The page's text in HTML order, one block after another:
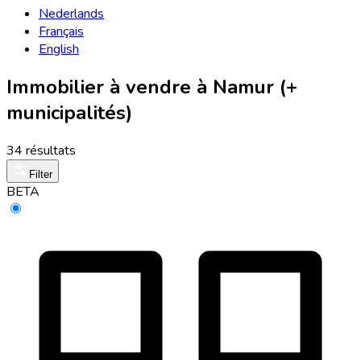
Nederlands
Français
English
Immobilier à vendre à Namur (+
municipalités)
34 résultats
Filter
BETA